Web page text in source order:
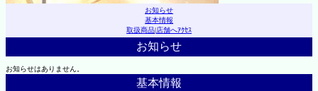
お知らせ
基本情報
取扱商品|店舗へｱｸｾｽ
お知らせ
お知らせはありません。
基本情報